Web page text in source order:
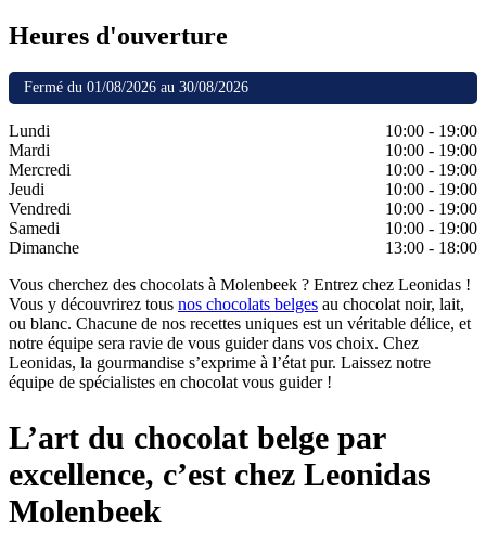
Heures d'ouverture
Fermé du 01/08/2026 au 30/08/2026
Lundi
10:00 - 19:00
Mardi
10:00 - 19:00
Mercredi
10:00 - 19:00
Jeudi
10:00 - 19:00
Vendredi
10:00 - 19:00
Samedi
10:00 - 19:00
Dimanche
13:00 - 18:00
Vous cherchez des chocolats à Molenbeek ? Entrez chez Leonidas !
Vous y découvrirez tous nos chocolats belges au chocolat noir, lait,
ou blanc. Chacune de nos recettes uniques est un véritable délice, et
notre équipe sera ravie de vous guider dans vos choix. Chez
Leonidas, la gourmandise s’exprime à l’état pur. Laissez notre
équipe de spécialistes en chocolat vous guider !
L’art du chocolat belge par
excellence, c’est chez Leonidas
Molenbeek